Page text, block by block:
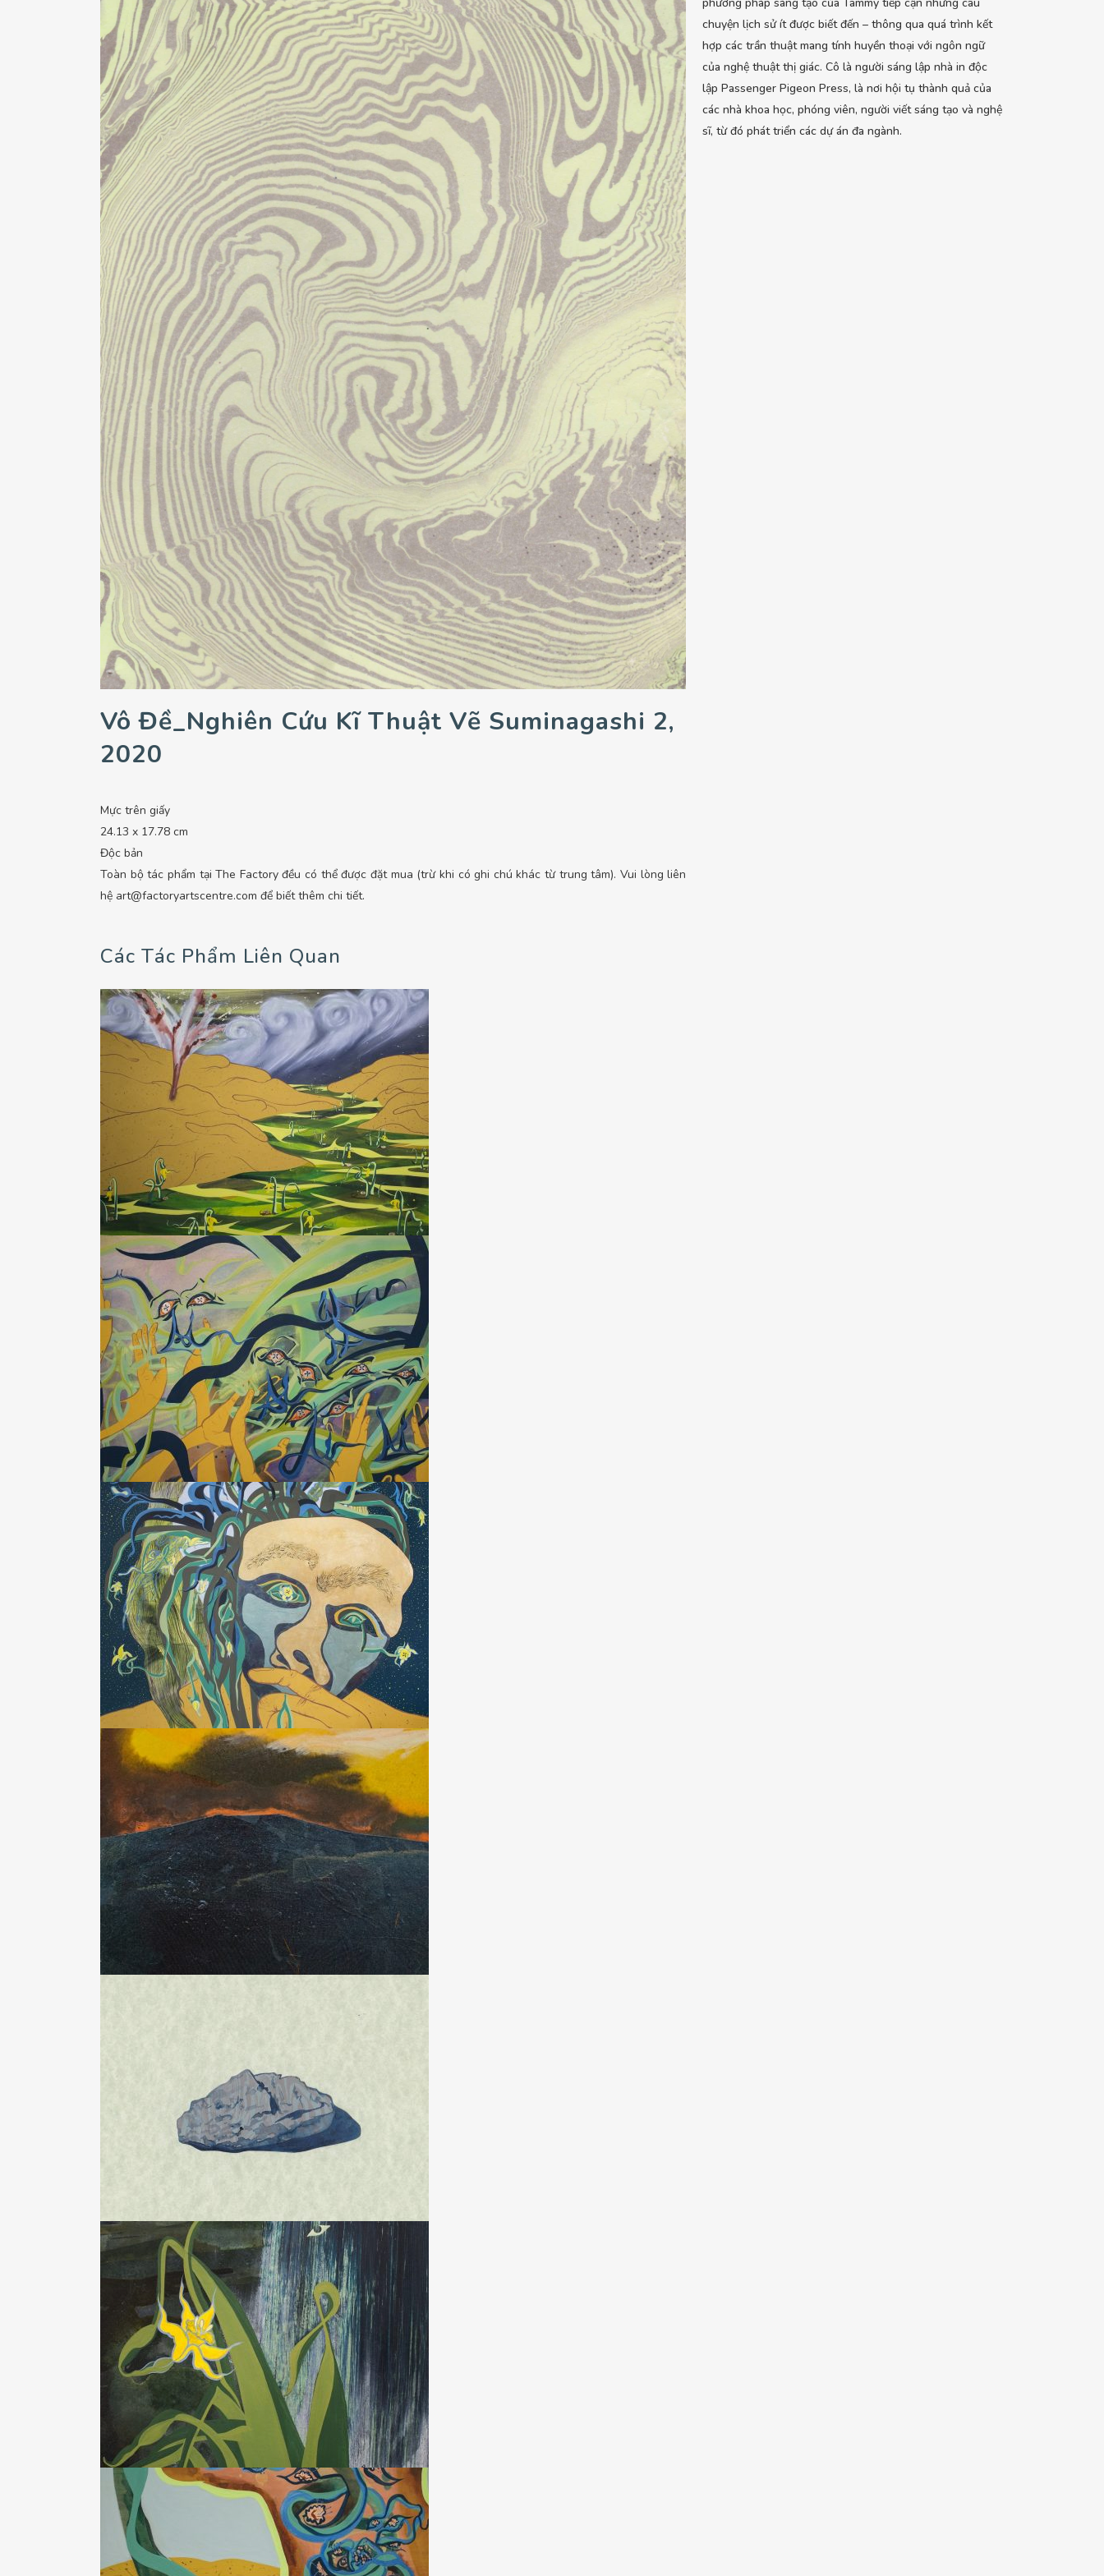
Vô Đề_Nghiên Cứu Kĩ Thuật Vẽ Suminagashi 2,
2020
Mực trên giấy
24.13 x 17.78 cm
Độc bản
Toàn bộ tác phẩm tại The Factory đều có thể được đặt mua (trừ khi có ghi chú khác từ trung tâm). Vui lòng liên
hệ art@factoryartscentre.com để biết thêm chi tiết.
Các Tác Phẩm Liên Quan
chuyện lịch sử ít được biết đến – thông qua quá trình kết
hợp các trần thuật mang tính huyền thoại với ngôn ngữ
của nghệ thuật thị giác. Cô là người sáng lập nhà in độc
lập Passenger Pigeon Press, là nơi hội tụ thành quả của
các nhà khoa học, phóng viên, người viết sáng tạo và nghệ
sĩ, từ đó phát triển các dự án đa ngành.